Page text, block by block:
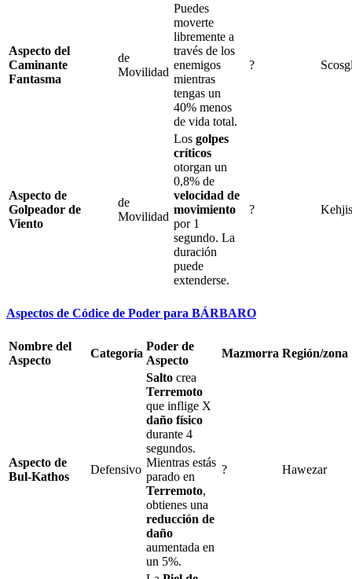
Aspecto del
Caminante
Fantasma
de
Movilidad
Puedes
moverte
libremente a
través de los
enemigos
mientras
tengas un
40% menos
de vida total.
?
Aspecto de
Golpeador de
Viento
de
Movilidad
Los golpes
críticos
otorgan un
0,8% de
velocidad de
movimiento
por 1
segundo. La
duración
puede
extenderse.
?
Aspectos de Códice de Poder para BÁRBARO
Nombre del
Aspecto
Categoría
Poder de
Aspecto
Mazmorra Región/zona
Aspecto de
Bul-Kathos
Defensivo
Salto crea
Terremoto
que inflige X
daño físico
durante 4
segundos.
Mientras estás
parado en
Terremoto,
obtienes una
reducción de
daño
aumentada en
un 5%.
? Hawezar